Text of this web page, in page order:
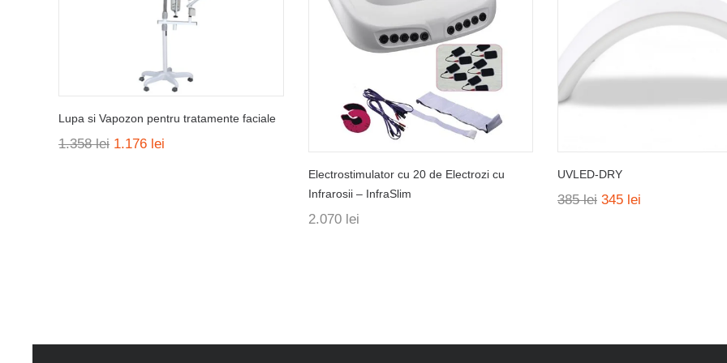
Lupa si Vapozon pentru tratamente faciale
1.358lei Prețul
1.176 lei
Electrostimulator cu 20 de Electrozi cu
Infrarosii – InfraSlim
2.070 lei
UVLED-DRY
385lei Prețul
345 lei